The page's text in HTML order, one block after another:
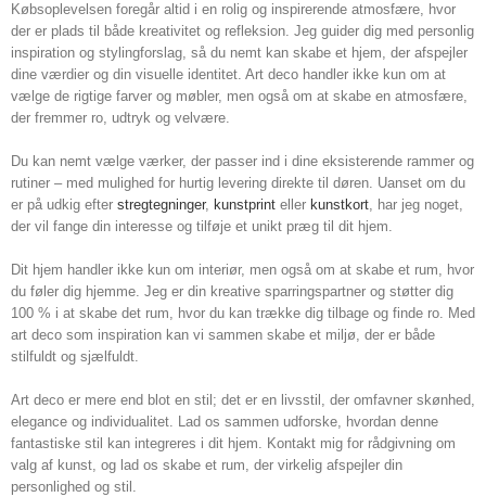
Købsoplevelsen foregår altid i en rolig og inspirerende atmosfære, hvor
der er plads til både kreativitet og refleksion. Jeg guider dig med personlig
inspiration og stylingforslag, så du nemt kan skabe et hjem, der afspejler
dine værdier og din visuelle identitet. Art deco handler ikke kun om at
vælge de rigtige farver og møbler, men også om at skabe en atmosfære,
der fremmer ro, udtryk og velvære.
Du kan nemt vælge værker, der passer ind i dine eksisterende rammer og
rutiner – med mulighed for hurtig levering direkte til døren. Uanset om du
er på udkig efter stregtegninger, kunstprint eller kunstkort, har jeg noget,
der vil fange din interesse og tilføje et unikt præg til dit hjem.
Dit hjem handler ikke kun om interiør, men også om at skabe et rum, hvor
du føler dig hjemme. Jeg er din kreative sparringspartner og støtter dig
100 % i at skabe det rum, hvor du kan trække dig tilbage og finde ro. Med
art deco som inspiration kan vi sammen skabe et miljø, der er både
stilfuldt og sjælfuldt.
Art deco er mere end blot en stil; det er en livsstil, der omfavner skønhed,
elegance og individualitet. Lad os sammen udforske, hvordan denne
fantastiske stil kan integreres i dit hjem. Kontakt mig for rådgivning om
valg af kunst, og lad os skabe et rum, der virkelig afspejler din
personlighed og stil.